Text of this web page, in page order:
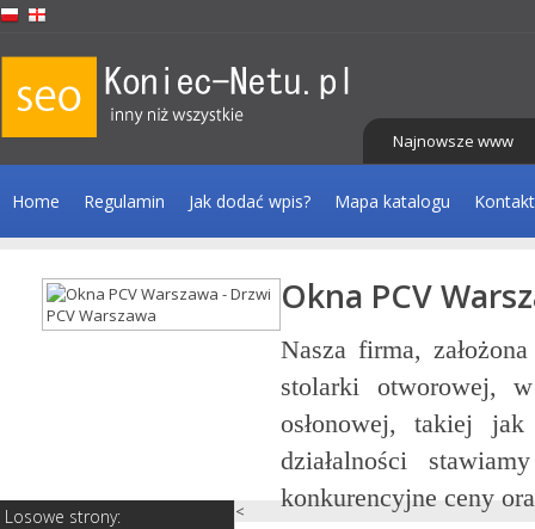
Najnowsze www
Home Regulamin Jak dodać wpis? Mapa katalogu Kontakt
Okna PCV
Nasza firma,
stolarki otworowej,
osłonowej, takiej
działalności
konkurencyjne ceny
<
Losowe strony: